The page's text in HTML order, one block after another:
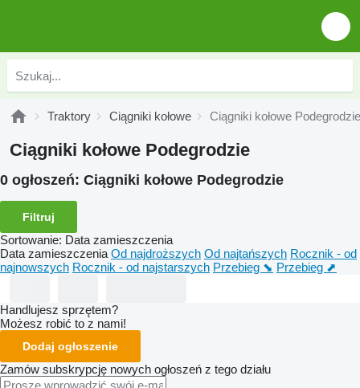
Traktory Ciągniki kołowe Ciągniki kołowe Podegrodzie
Ciągniki kołowe Podegrodzie
0 ogłoszeń: Ciągniki kołowe Podegrodzie
Filtruj
Sortowanie: Data zamieszczenia
Data zamieszczenia Od najdroższych Od najtańszych Rocznik - od
najnowszych Rocznik - od najstarszych Przebieg ⬊ Przebieg ⬈
Handlujesz sprzętem?
Możesz robić to z nami!
Dodaj ogłoszenie
Zamów subskrypcję nowych ogłoszeń z tego działu